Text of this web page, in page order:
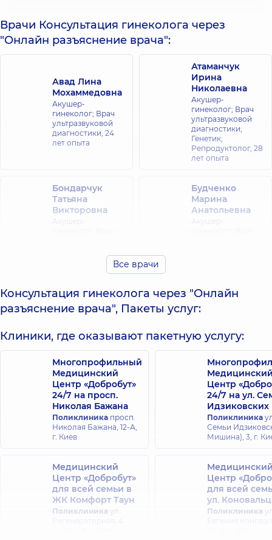
Врачи Консультация гинеколога через
"Онлайн разъяснение врача":
Авад Лина
Мохаммедовна
Акушер-
гинеколог; Врач
ультразвуковой
диагностики, 24
лет опыта
Атаманчук
Ирина
Николаевна
Акушер-
гинеколог; Врач
ультразвуковой
диагностики;
Генетик;
Репродуктолог, 28
лет опыта
Бондарчук
Татьяна
Викторовна
Акушер-
Будченко
Марина
Анатольевна
Акушер-
Гощенко
Екатерина
Анатольевна
гинеколог; Врач
ультразвуковой
диагностики,17 лет
опыта
Даниленко
Людмила
Акушер-гинеколог,
20 лет опыта
Дымарская
Александра
Зиновьевна
Акушер-
гинеколог; Врач
опыта
Жабицкая
Лариса
Анатольевна
Акушер-
гинеколог; Врач
лет опыта
Журавлева
Елена
Николаевна
Климанская
Наталья
Александровна
Все врачи
Консультация гинеколога через "Онлайн
разъяснение врача", Пакеты услуг:
Клиники, где оказывают пакетную услугу:
Многопрофильный
Медицинский
Центр «Добробут»
24/7 на просп.
Николая Бажана
Поликлиника просп.
Николая Бажана, 12-А,
г. Киев
Центр
24/7 на ул.
Идзиковских
Поликлиника
Семьи
Мишина), 3, г.
Медицинский
Центр «Добробут»
для всей семьи в
ЖК Комфорт Таун
Поликлиника ул.
Центр
для всей
ул.
Поликлиника